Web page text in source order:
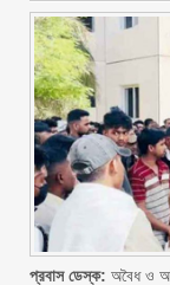
প্রবাস ডেস্ক: অবৈধ ও